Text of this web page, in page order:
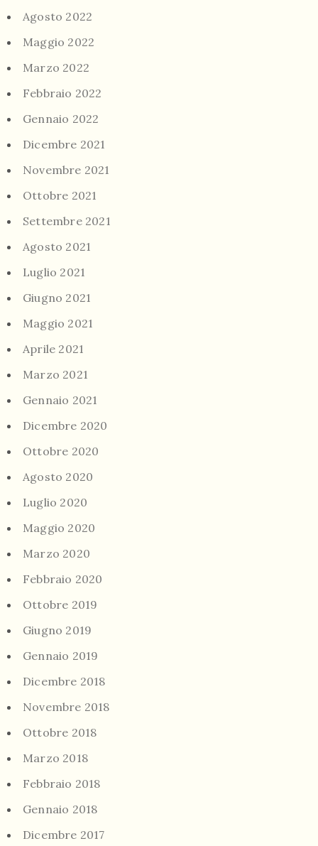
Agosto 2022
Maggio 2022
Marzo 2022
Febbraio 2022
Gennaio 2022
Dicembre 2021
Novembre 2021
Ottobre 2021
Settembre 2021
Agosto 2021
Luglio 2021
Giugno 2021
Maggio 2021
Aprile 2021
Marzo 2021
Gennaio 2021
Dicembre 2020
Ottobre 2020
Agosto 2020
Luglio 2020
Maggio 2020
Marzo 2020
Febbraio 2020
Ottobre 2019
Giugno 2019
Gennaio 2019
Dicembre 2018
Novembre 2018
Ottobre 2018
Marzo 2018
Febbraio 2018
Gennaio 2018
Dicembre 2017